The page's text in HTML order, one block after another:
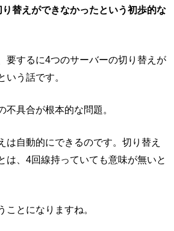
替えができなかったという初歩的な
要するに4つのサーバーの切り替えが
いう話です。
不具合が根本的な問題。
は自動的にできるのです。切り替え
は、4回線持っていても意味が無いと
ことになりますね。